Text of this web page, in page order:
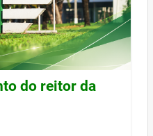
do reitor da